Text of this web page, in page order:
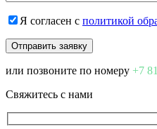
Я согласен с политикой
или позвоните по номеру +7
Свяжитесь с нами